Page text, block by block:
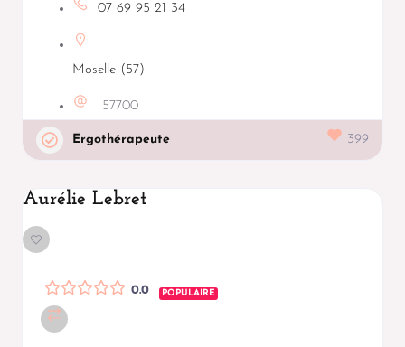
07 69 95 21 34
Moselle (57)
57700
Ergothérapeute 399
Aurélie Lebret
0.0 POPULAIRE